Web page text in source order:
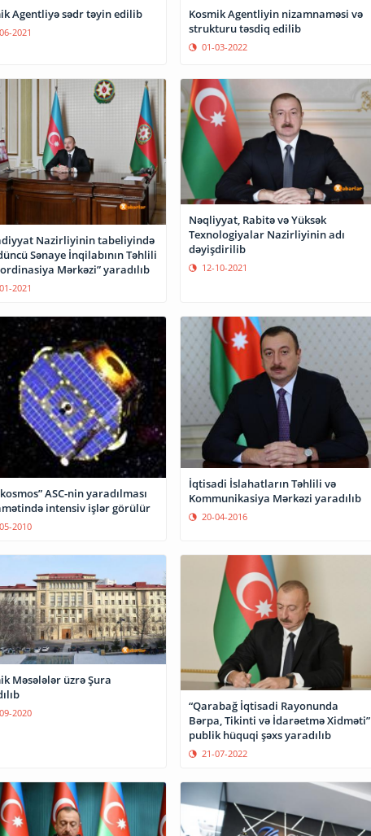
Agentliyə sədr təyin edilib
2021
Kosmik Agentliyin nizamnaməsi və
strukturu təsdiq edilib
01-03-2022
Nazirliyinin tabeliyində
Sənaye İnqilabının Təhlili
Mərkəzi” yaradılıb
2021
Nəqliyyat, Rabitə və Yüksək
Texnologiyalar Nazirliyinin adı
dəyişdirilib
12-10-2021
ASC-nin yaradılması
intensiv işlər görülür
2010
İqtisadi İslahatların Təhlili və
Kommunikasiya Mərkəzi yaradılıb
20-04-2016
Məsələlər üzrə Şura
2020
“Qarabağ İqtisadi Rayonunda
Bərpa, Tikinti və İdarəetmə Xidməti”
publik hüquqi şəxs yaradılıb
21-07-2022